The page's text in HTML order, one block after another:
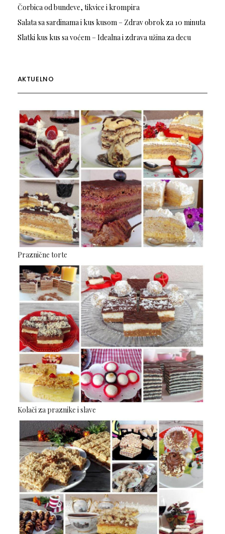
Čorbica od bundeve, tikvice i krompira
Salata sa sardinama i kus kusom – Zdrav obrok za 10 minuta
Slatki kus kus sa voćem – Idealna i zdrava užina za decu
AKTUELNO
Praznične torte
Kolači za praznike i slave